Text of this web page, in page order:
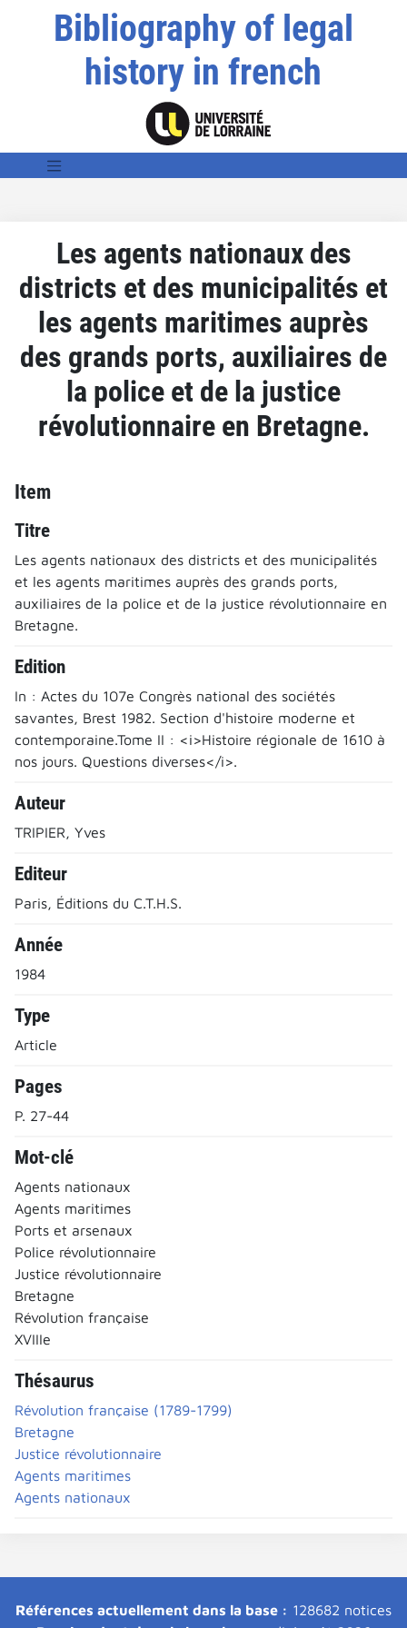
Bibliography of legal
history in french
Les agents nationaux des
districts et des municipalités et
les agents maritimes auprès
des grands ports, auxiliaires de
la police et de la justice
révolutionnaire en Bretagne.
Item
Titre
Les agents nationaux des districts et des municipalités
et les agents maritimes auprès des grands ports,
auxiliaires de la police et de la justice révolutionnaire en
Bretagne.
Edition
In : Actes du 107e Congrès national des sociétés
savantes, Brest 1982. Section d'histoire moderne et
contemporaine.Tome II : <i>Histoire régionale de 1610 à
nos jours. Questions diverses</i>.
Auteur
TRIPIER, Yves
Editeur
Paris, Éditions du C.T.H.S.
Année
1984
Type
Article
Pages
P. 27-44
Mot-clé
Agents nationaux
Agents maritimes
Ports et arsenaux
Police révolutionnaire
Justice révolutionnaire
Bretagne
Révolution française
XVIIIe
Thésaurus
Révolution française (1789-1799)
Bretagne
Justice révolutionnaire
Agents maritimes
Agents nationaux
Références actuellement dans la base : 128682 notices